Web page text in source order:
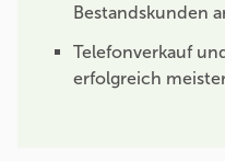
Bestandskunden
Telefonverkauf
erfolgreich